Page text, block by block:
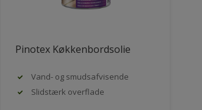
Pinotex Køkkenbordsolie
Vand- og smudsafvisende
Slidstærk overflade